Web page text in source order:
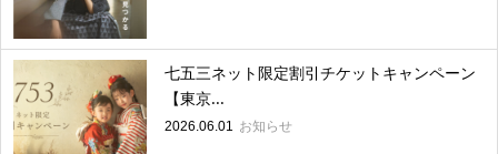
七五三ネット限定割引チケットキャンペーン
【東京...
2026.06.01 お知らせ